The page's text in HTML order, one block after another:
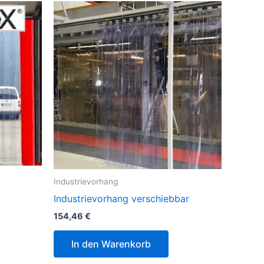
Industrievorhang
Industrievorhang verschiebbar
154,46 €
In den Warenkorb